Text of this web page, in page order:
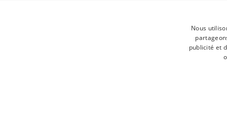
* Livraison en Belgique/France/Pays-Bas et partout en Europe sur
Nous
publicité et